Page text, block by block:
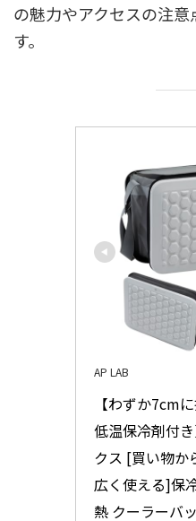
の魅力やアクセスの注
す。
AP LAB
【わずか7cm
低温保冷剤付
クス [買い物か
広く使える]保
熱 クーラーバ